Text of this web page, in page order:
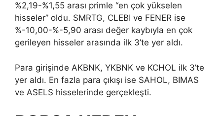
%2,19-%1,55 arası primle “en çok yükselen
hisseler” oldu. SMRTG, CLEBI ve FENER ise
%-10,00-%-5,90 arası değer kaybıyla en çok
gerileyen hisseler arasında ilk 3’te yer aldı.
Para girişinde AKBNK, YKBNK ve KCHOL ilk 3’te
yer aldı. En fazla para çıkışı ise SAHOL, BIMAS
ve ASELS hisselerinde gerçekleşti.